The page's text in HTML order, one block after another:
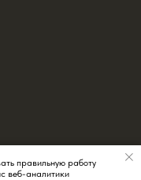
правильную работу
веб-аналитики